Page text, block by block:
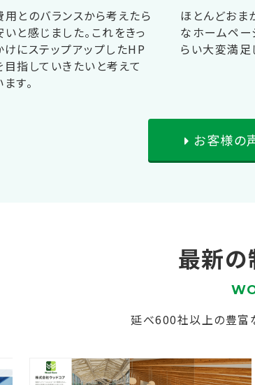
用とのバランスから考えたら
いと感じました。これをきっ
けにステップアップしたHP
目指していきたいと考えて
ます。
ほとんどおま
なホームペー
らい大変満足
お客様の
最新
延べ600社以上の豊富